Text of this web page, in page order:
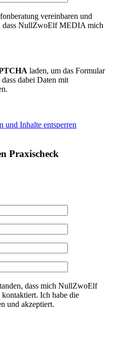
vereinbaren und
dass NullZwoElf MEDIA mich
laden, um das Formular
dabei Daten mit
und Inhalte entsperren
Praxischeck
dass mich NullZwoElf
Ich habe die
und akzeptiert.